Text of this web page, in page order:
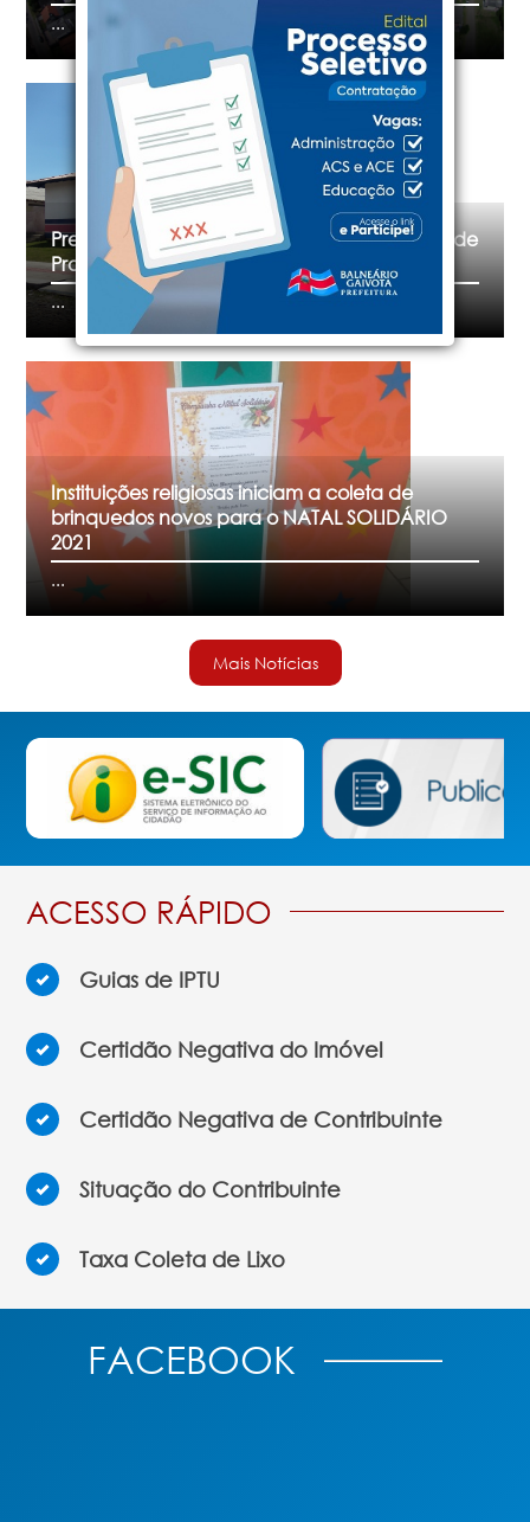
...
Prefeitura de Balneário Gaivota lança Edital de
Processo Seletivo Simplificado
...
Instituições religiosas iniciam a coleta de
brinquedos novos para o NATAL SOLIDÁRIO
2021
...
ACESSO RÁPIDO
Guias de IPTU
Certidão Negativa do Imóvel
Certidão Negativa de Contribuinte
Situação do Contribuinte
Taxa Coleta de Lixo
FACEBOOK